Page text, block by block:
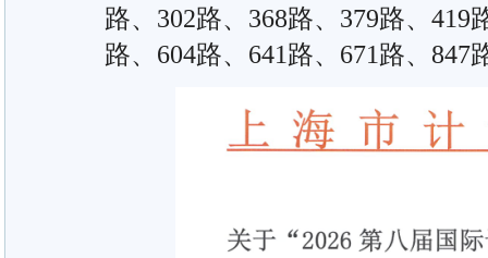
路、302路、368路、379路、419
路、604路、641路、671路、847